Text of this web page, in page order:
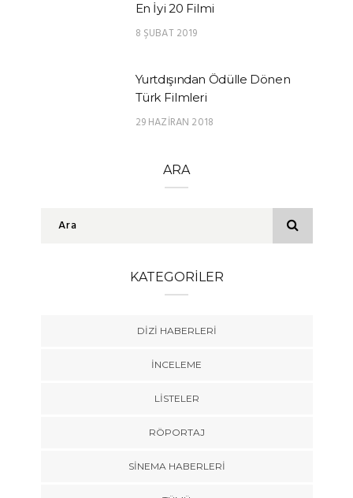
En İyi 20 Filmi
8 ŞUBAT 2019
Yurtdışından Ödülle Dönen
Türk Filmleri
29 HAZIRAN 2018
ARA
KATEGORILER
DIZI HABERLERI
İNCELEME
LISTELER
RÖPORTAJ
SINEMA HABERLERI